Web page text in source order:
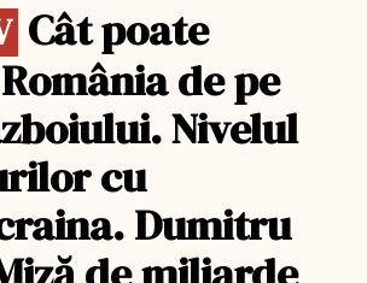
Cât poate
de pe
Nivelul
cu
Dumitru